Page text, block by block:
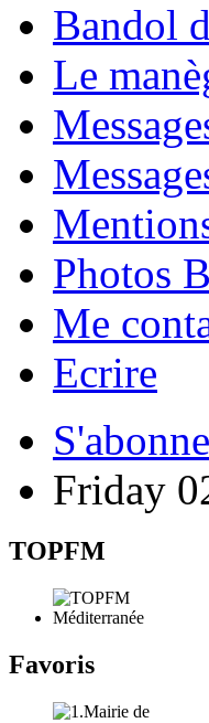
Bandol
Le
Photos
Me
Ecrire
Friday
TOPFM
Favoris